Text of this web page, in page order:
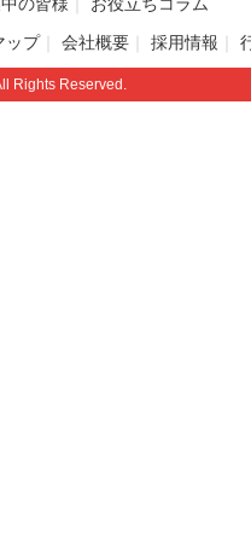
ップ 会社概要 採用情報
Rights Reserved.